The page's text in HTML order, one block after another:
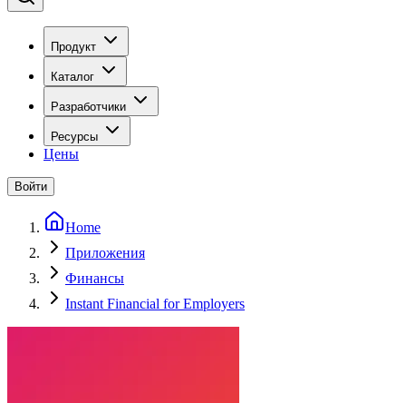
Продукт
Каталог
Разработчики
Ресурсы
Цены
Войти
Home
Приложения
Финансы
Instant Financial for Employers